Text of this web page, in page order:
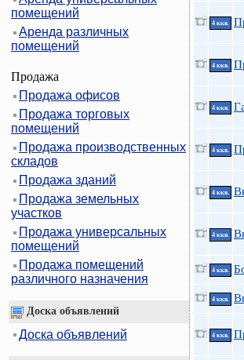
помещений
Аренда различных
помещений
Продажа
Продажа офисов
Продажа торговых
помещений
Продажа производственных
складов
Продажа зданий
Продажа земельных
участков
Продажа универсальных
помещений
Продажа помещений
различного назначения
Доска объявлений
Доска объявлений
4 ккв.
4 ккв.
4 ккв.
4 ккв.
4 ккв.
4 ккв.
4 ккв.
4 ккв.
4 ккв.